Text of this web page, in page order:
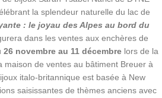
la splendeur naturelle du lac de
: le joyau des Alpes au bord du
dans les ventes aux enchères de
26 novembre au 11 décembre lors de la
maison de ventes au bâtiment Breuer à
italo-britannique est basée à New
saisissantes de thèmes anciens avec